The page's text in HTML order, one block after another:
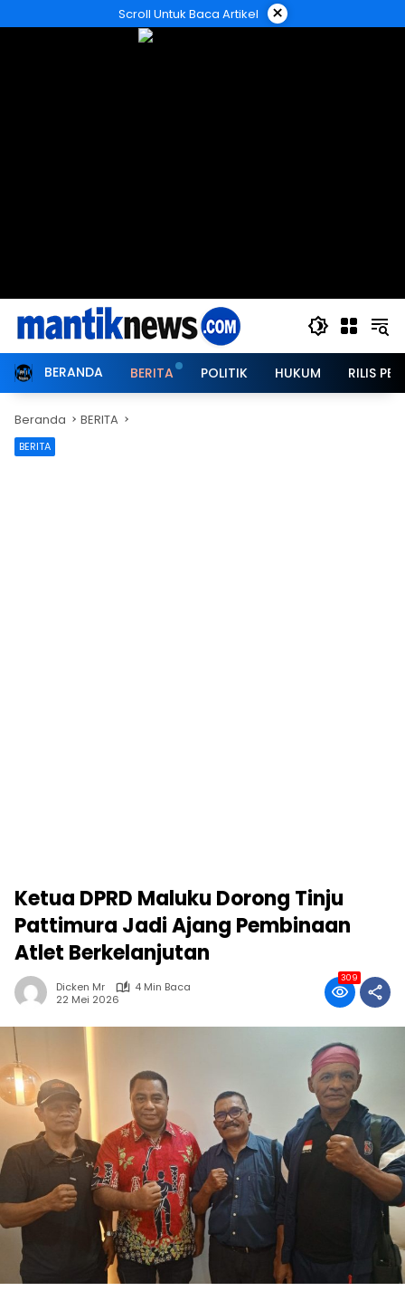
ke
Scroll Untuk Baca Artikel ×
BERANDA BERITA POLITIK HUKUM RILIS
Beranda BERITA
BERITA
Ketua DPRD Maluku Dorong Tinju
Pattimura Jadi Ajang Pembinaan
Atlet Berkelanjutan
Dicken Mr
4 Min Baca
22 Mei 2026
309